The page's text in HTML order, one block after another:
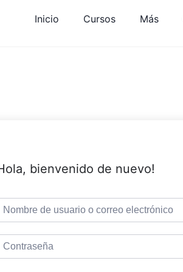
Inicio Cursos Más
bienvenido de nuevo!